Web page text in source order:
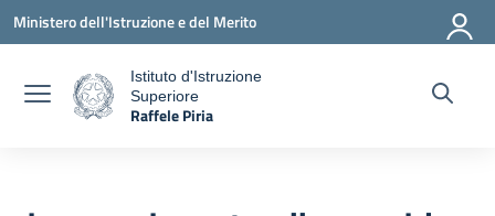
Vai ai contenuti
Vai al menu di navigazione
Vai al footer
Ministero dell'Istruzione e del Merito
Istituto d'Istruzione
Superiore
Raffele Piria